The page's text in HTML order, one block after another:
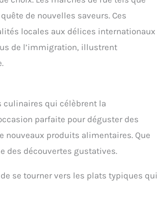
de nouvelles saveurs. Ces
locales aux délices internationaux
de l’immigration, illustrent
culinaires qui célèbrent la
parfaite pour déguster des
nouveaux produits alimentaires. Que
des découvertes gustatives.
se tourner vers les plats typiques qui